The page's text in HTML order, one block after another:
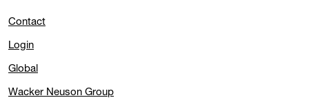
Contact
Login
Global
Wacker Neuson Group